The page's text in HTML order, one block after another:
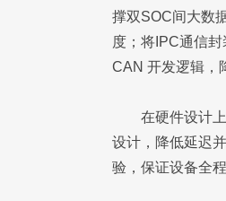
撑双SOC间大数
度；将IPC通信
CAN 开发逻辑，
在硬件设计
设计，降低延迟
验，保证设备全